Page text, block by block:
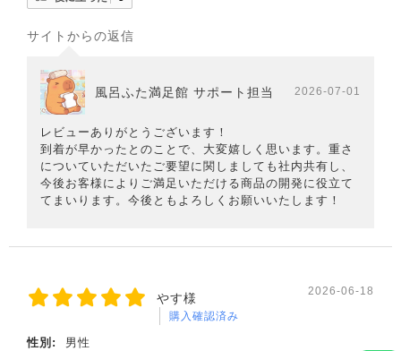
サイトからの返信
風呂ふた満足館 サポート担当 2026-07-01
レビューありがとうございます！
到着が早かったとのことで、大変嬉しく思います。重さ
についていただいたご要望に関しましても社内共有し、
今後お客様によりご満足いただける商品の開発に役立て
てまいります。今後ともよろしくお願いいたします！
やす様
購入確認済み
2026-06-18
性別:
男性